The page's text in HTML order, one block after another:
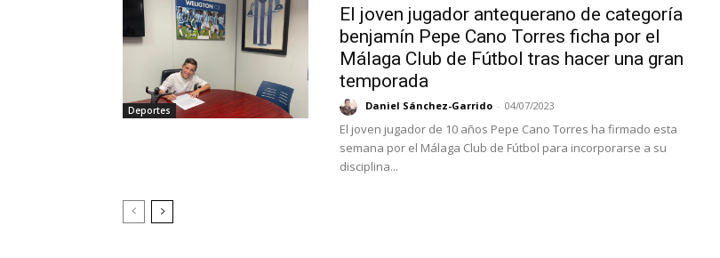
Deportes
El joven jugador antequerano de categoría
benjamín Pepe Cano Torres ficha por el
Málaga Club de Fútbol tras hacer una gran
temporada
Daniel Sánchez-Garrido - 04/07/2023
El joven jugador de 10 años Pepe Cano Torres ha firmado esta
semana por el Málaga Club de Fútbol para incorporarse a su
disciplina...